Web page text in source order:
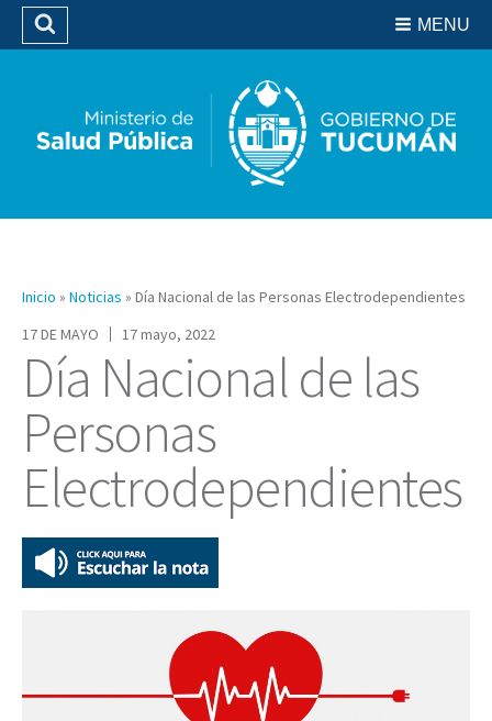
Biblioteca
MENU
Buscar
Inicio » Noticias » Día Nacional de las Personas Electrodependientes
17 DE MAYO
17 mayo, 2022
Día Nacional de las
Personas
Electrodependientes